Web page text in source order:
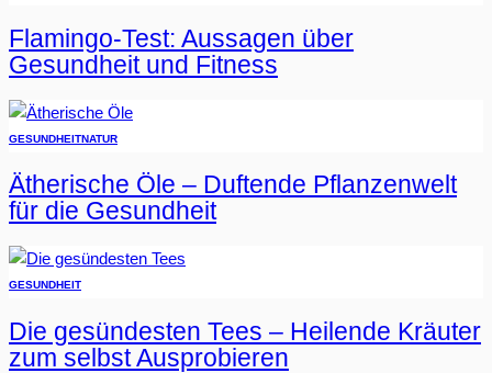
Flamingo-Test: Aussagen über
Gesundheit und Fitness
GESUNDHEITNATUR
Ätherische Öle – Duftende Pflanzenwelt
für die Gesundheit
GESUNDHEIT
Die gesündesten Tees – Heilende Kräuter
zum selbst Ausprobieren